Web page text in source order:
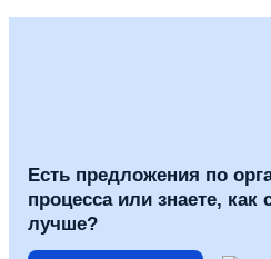
Есть предложения по
процесса или знаете,
лучше?